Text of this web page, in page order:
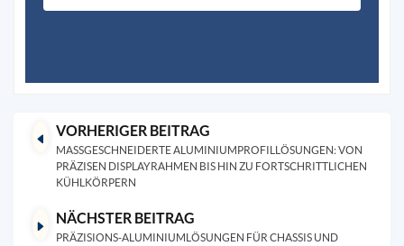
VORHERIGER BEITRAG
MASSGESCHNEIDERTE ALUMINIUMPROFILLÖSUNGEN: VON P
RÄZISEN DISPLAYRAHMEN BIS HIN ZU FORTSCHRITTLICHEN K
ÜHLKÖRPERN
NÄCHSTER BEITRAG
PRÄZISIONS-ALUMINIUMLÖSUNGEN FÜR CHASSIS UND